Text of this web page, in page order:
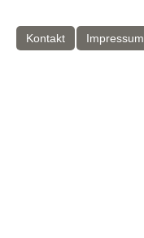
Kontakt Impressum